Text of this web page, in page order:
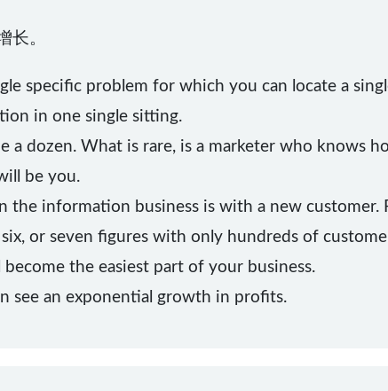
长。
specific problem for which you can locate a
in one single sitting.
a dozen. What is rare, is a marketer who knows
be you.
the information business is with a new customer.
or seven figures with only hundreds of
the easiest part of your business.
see an exponential growth in profits.